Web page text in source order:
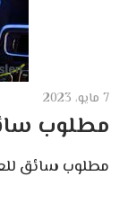
7 مايو، 2023
مطلوب
مطلوب سائق